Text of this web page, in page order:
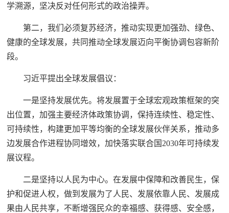
学溯源，坚决反对任何形式的政治操弄。
第二，我们必须复苏经济，推动实现更加强劲、绿色、
健康的全球发展，共同推动全球发展迈向平衡协调包容新阶
段。
习近平提出全球发展倡议：
一是坚持发展优先。将发展置于全球宏观政策框架的突
出位置，加强主要经济体政策协调，保持连续性、稳定性、
可持续性，构建更加平等均衡的全球发展伙伴关系，推动多
边发展合作进程协同增效，加快落实联合国2030年可持续发
展议程。
二是坚持以人民为中心。在发展中保障和改善民生，保
护和促进人权，做到发展为了人民、发展依靠人民、发展成
果由人民共享，不断增强民众的幸福感、获得感、安全感，